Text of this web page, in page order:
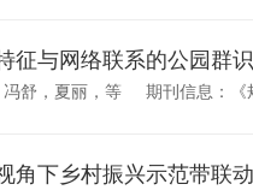
征与网络联系的公园群
舒，夏丽，等 期刊信息：《
视角下乡村振兴示范带